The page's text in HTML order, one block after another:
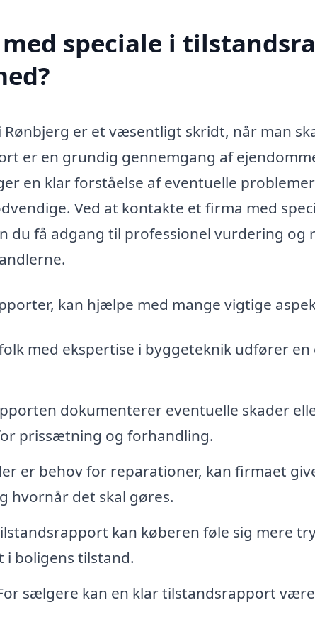
speciale i
er et væsentligt skridt, når man
er en grundig gennemgang af
en klar forståelse af eventuelle
Ved at kontakte et firma med
du få adgang til professionel vurdering og
kan hjælpe med mange vigtige
med ekspertise i byggeteknik udfører
dokumenterer eventuelle skader
prissætning og forhandling.
er behov for reparationer, kan firmaet
hvornår det skal gøres.
kan køberen føle sig mere
i boligens tilstand.
sælgere kan en klar tilstandsrapport